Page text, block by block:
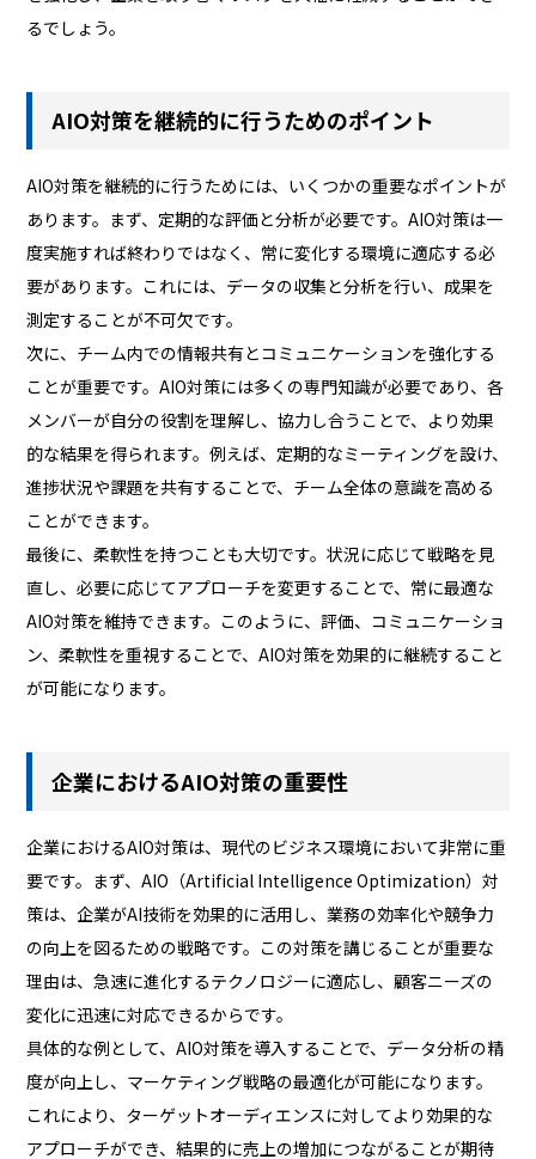
るでしょう。
AIO対策を継続的に行うためのポイント
AIO対策を継続的に行うためには、いくつかの重要なポイントが
あります。まず、定期的な評価と分析が必要です。AIO対策は一
度実施すれば終わりではなく、常に変化する環境に適応する必
要があります。これには、データの収集と分析を行い、成果を
測定することが不可欠です。
次に、チーム内での情報共有とコミュニケーションを強化する
ことが重要です。AIO対策には多くの専門知識が必要であり、各
メンバーが自分の役割を理解し、協力し合うことで、より効果
的な結果を得られます。例えば、定期的なミーティングを設け、
進捗状況や課題を共有することで、チーム全体の意識を高める
ことができます。
最後に、柔軟性を持つことも大切です。状況に応じて戦略を見
直し、必要に応じてアプローチを変更することで、常に最適な
AIO対策を維持できます。このように、評価、コミュニケーショ
ン、柔軟性を重視することで、AIO対策を効果的に継続すること
が可能になります。
企業におけるAIO対策の重要性
企業におけるAIO対策は、現代のビジネス環境において非常に重
要です。まず、AIO（Artificial Intelligence Optimization）対
策は、企業がAI技術を効果的に活用し、業務の効率化や競争力
の向上を図るための戦略です。この対策を講じることが重要な
理由は、急速に進化するテクノロジーに適応し、顧客ニーズの
変化に迅速に対応できるからです。
具体的な例として、AIO対策を導入することで、データ分析の精
度が向上し、マーケティング戦略の最適化が可能になります。
これにより、ターゲットオーディエンスに対してより効果的な
アプローチができ、結果的に売上の増加につながることが期待